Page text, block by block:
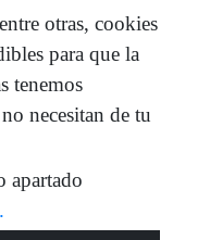
otras, cookies
para que la
tenemos
necesitan de tu
apartado